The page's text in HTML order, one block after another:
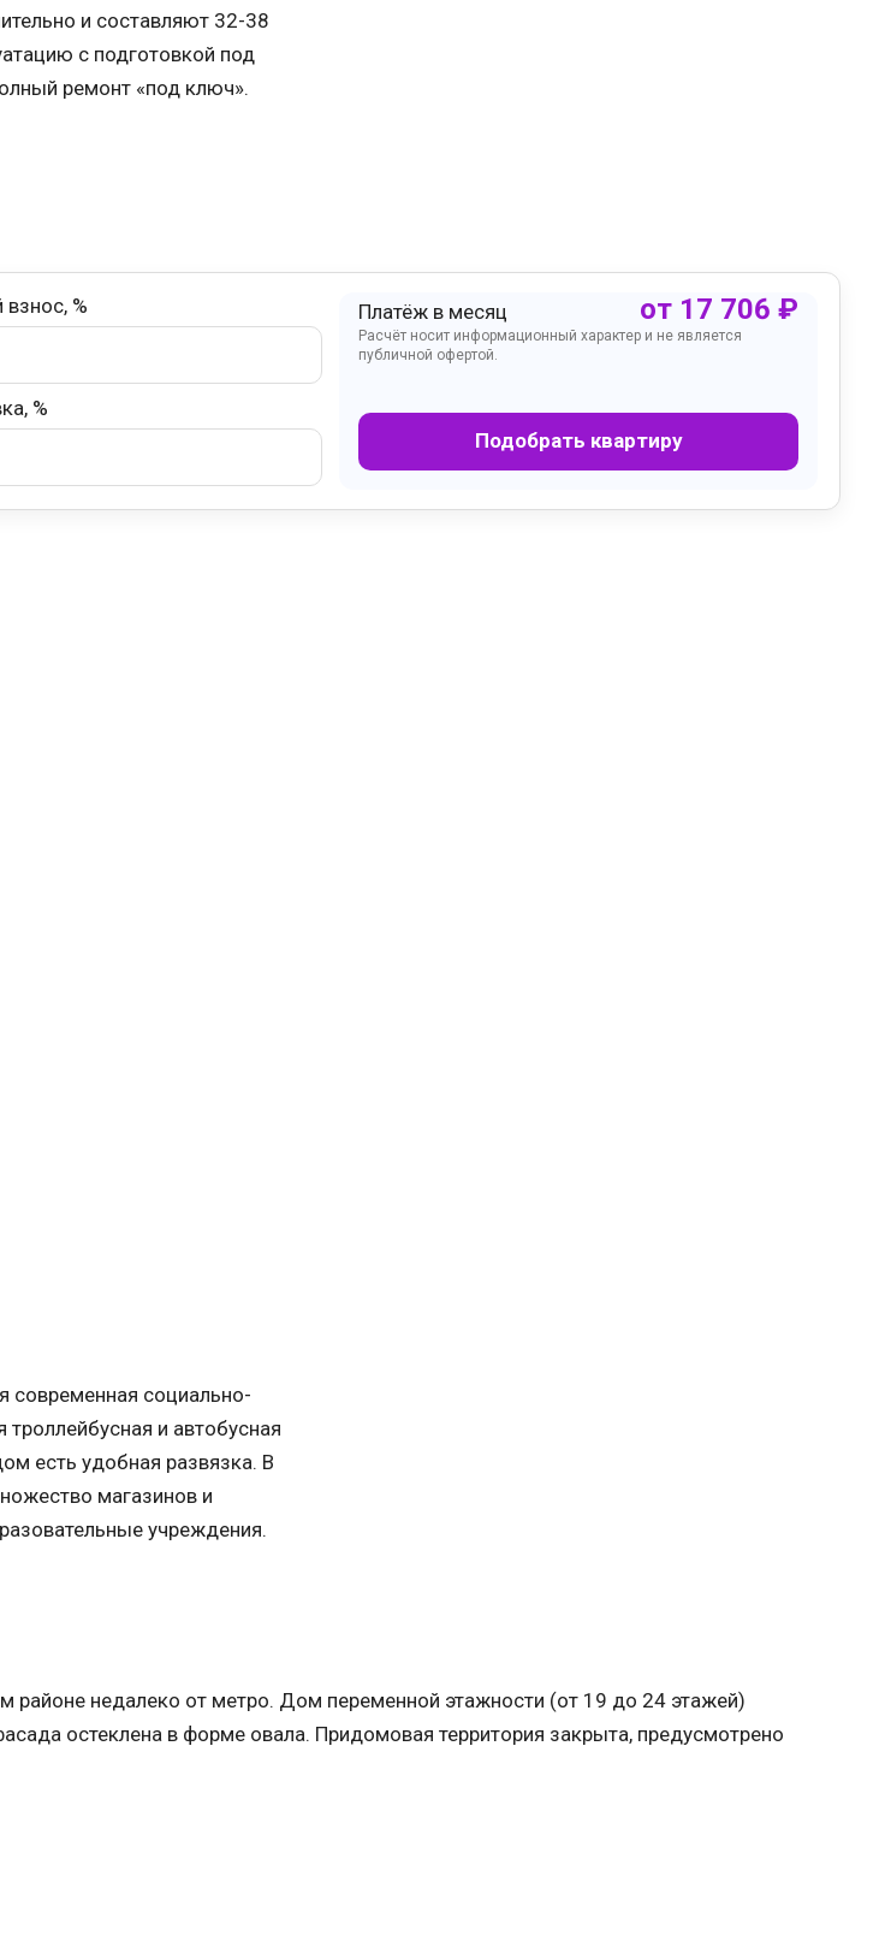
и составляют 32-38
с подготовкой под
ремонт «под ключ».
%
%
Платёж в месяц от 17 706 ₽
Расчёт носит информационный характер и не является
публичной офертой.
Подобрать квартиру
современная социально-
троллейбусная и автобусная
есть удобная развязка. В
магазинов и
учреждения.
районе недалеко от метро. Дом переменной этажности (от 19 до 24 этажей)
остеклена в форме овала. Придомовая территория закрыта, предусмотрено